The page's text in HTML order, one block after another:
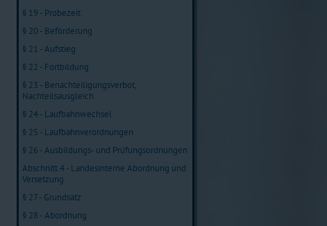
§ 19 - Probezeit
§ 20 - Beförderung
§ 21 - Aufstieg
§ 22 - Fortbildung
§ 23 - Benachteiligungsverbot,
Nachteilsausgleich
§ 24 - Laufbahnwechsel
§ 25 - Laufbahnverordnungen
§ 26 - Ausbildungs- und Prüfungsordnungen
Abschnitt 4 - Landesinterne Abordnung und
Versetzung
§ 27 - Grundsatz
§ 28 - Abordnung